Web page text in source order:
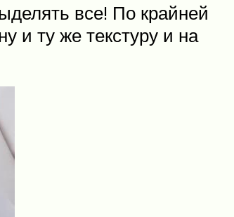
все! По крайней
и ту же текстуру и на